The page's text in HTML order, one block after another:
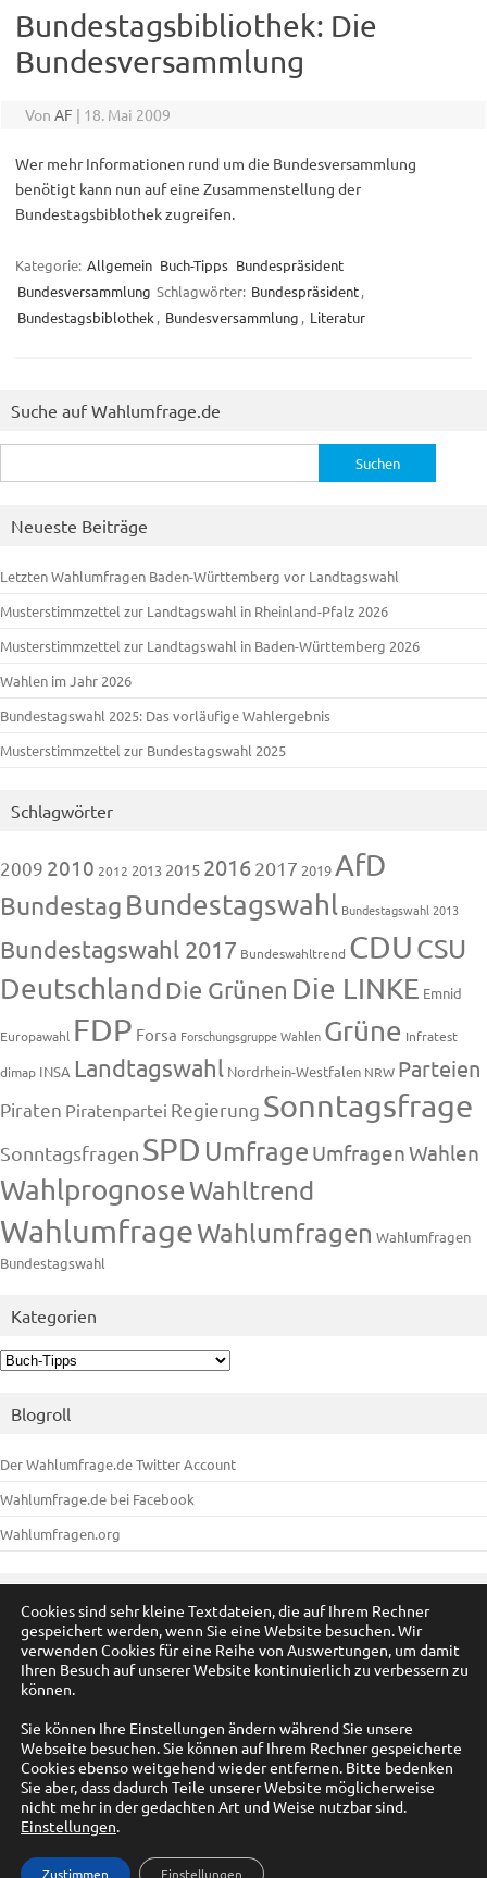
Bundestagsbibliothek: Die
Bundesversammlung
Von AF | 18. Mai 2009
Wer mehr Informationen rund um die Bundesversammlung
benötigt kann nun auf eine Zusammenstellung der
Bundestagsbiblothek zugreifen.
Kategorie: Allgemein Buch-Tipps Bundespräsident
Bundesversammlung Schlagwörter: Bundespräsident,
Bundestagsbiblothek , Bundesversammlung , Literatur
Suche auf Wahlumfrage.de
nach:
Neueste Beiträge
Letzten Wahlumfragen Baden-Württemberg vor Landtagswahl
Musterstimmzettel zur Landtagswahl in Rheinland-Pfalz 2026
Musterstimmzettel zur Landtagswahl in Baden-Württemberg 2026
Wahlen im Jahr 2026
Bundestagswahl 2025: Das vorläufige Wahlergebnis
Musterstimmzettel zur Bundestagswahl 2025
Schlagwörter
2009 2010 2012 2013 2015 20162017 2019AfD
Bundestag Bundestagswahl Bundestagswahl 2013
Bundestagswahl 2017 Bundeswahltrend CDUCSU
Deutschland Die Grünen Die LINKE Emnid
Europawahl FDP Forsa Forschungsgruppe Wahlen Grüne Infratest
dimap INSA Landtagswahl Nordrhein-Westfalen NRW Parteien
Piraten Piratenpartei Regierung Sonntagsfrage
Sonntagsfragen SPD Umfrage UmfragenWahlen
WahlprognoseWahltrend
WahlumfrageWahlumfragen Wahlumfragen
Bundestagswahl
Kategorien
Kategorien
Blogroll
Der Wahlumfrage.de Twitter Account
Wahlumfrage.de bei Facebook
Wahlumfragen.org
Anmelden
Eintrags-Feed
WordPress.org
Cookies sind sehr kleine Textdateien, die auf Ihrem Rechner
gespeichert werden, wenn Sie eine Website besuchen. Wir
verwenden Cookies für eine Reihe von Auswertungen, um damit
Ihren Besuch auf unserer Website kontinuierlich zu verbessern zu
können.
Sie können Ihre Einstellungen ändern während Sie unsere
Webseite besuchen. Sie können auf Ihrem Rechner gespeicherte
Cookies ebenso weitgehend wieder entfernen. Bitte bedenken
Sie aber, dass dadurch Teile unserer Website möglicherweise
nicht mehr in der gedachten Art und Weise nutzbar sind.
Einstellungen.
Zustimmen Einstellungen